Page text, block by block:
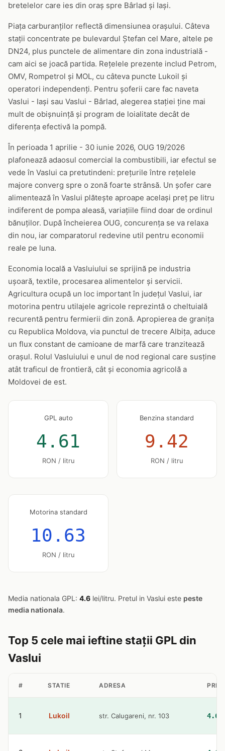
bretelelor care ies din oraș spre Bârlad și Iași.
Piața carburanților reflectă dimensiunea orașului. Câteva
stații concentrate pe bulevardul Ștefan cel Mare, altele pe
DN24, plus punctele de alimentare din zona industrială -
cam aici se joacă partida. Rețelele prezente includ Petrom,
OMV, Rompetrol și MOL, cu câteva puncte Lukoil și
operatori independenți. Pentru șoferii care fac naveta
Vaslui - Iași sau Vaslui - Bârlad, alegerea stației ține mai
mult de obișnuință și program de loialitate decât de
diferența efectivă la pompă.
În perioada 1 aprilie - 30 iunie 2026, OUG 19/2026
plafonează adaosul comercial la combustibili, iar efectul se
vede în Vaslui ca pretutindeni: prețurile între rețelele
majore converg spre o zonă foarte strânsă. Un șofer care
alimentează în Vaslui plătește aproape același preț pe litru
indiferent de pompa aleasă, variațiile fiind doar de ordinul
bănuților. După încheierea OUG, concurența se va relaxa
din nou, iar comparatorul redevine util pentru economii
reale pe luna.
Economia locală a Vasluiului se sprijină pe industria
ușoară, textile, procesarea alimentelor și servicii.
Agricultura ocupă un loc important în județul Vaslui, iar
motorina pentru utilajele agricole reprezintă o cheltuială
recurentă pentru fermierii din zonă. Apropierea de granița
cu Republica Moldova, via punctul de trecere Albița, aduce
un flux constant de camioane de marfă care tranzitează
orașul. Rolul Vasluiului e unul de nod regional care susține
atât traficul de frontieră, cât și economia agricolă a
Moldovei de est.
GPL auto
4.61
RON / litru
Benzina standard
9.42
RON / litru
Motorina standard
10.63
RON / litru
Media nationala GPL: 4.6 lei/litru. Pretul in Vaslui este peste
media nationala.
Top 5 cele mai ieftine stații GPL din
Vaslui
# STATIE ADRESA
1 Lukoil str. Calugareni, nr. 103